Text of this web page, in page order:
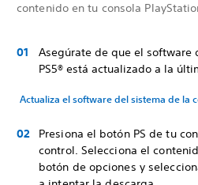
contenido en tu consola
Asegúrate de que el software
PS5® está actualizado a la
Actualiza el software del sistema de la
Presiona el botón PS de tu
control. Selecciona el
botón de opciones y